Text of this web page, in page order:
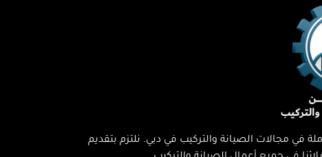
في مجالات الصيانة والتركيب في دبي. نلتزم بتقديم